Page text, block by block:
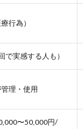
行為）
で実感する人も）
理・使用
〜50,000円/